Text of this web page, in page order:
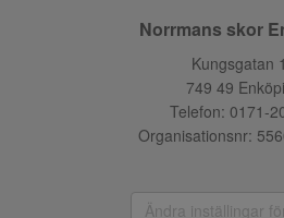
Norrmans skor
Kungsgatan
749 49
Telefon: 0171-
Organisationsnr:
Ändra inställingar